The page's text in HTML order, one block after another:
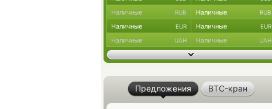
Наличные RUB Наличные RUB
Наличные EUR Наличные EUR
Наличные UAH Наличные UAH
Предложения BTC-кран